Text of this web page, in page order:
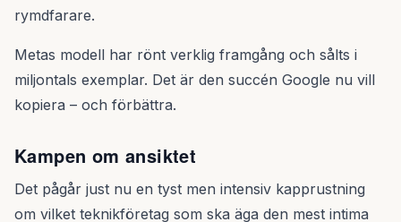
rymdfarare.
Metas modell har rönt verklig framgång och sålts i
miljontals exemplar. Det är den succén Google nu vill
kopiera – och förbättra.
Kampen om ansiktet
Det pågår just nu en tyst men intensiv kapprustning
om vilket teknikföretag som ska äga den mest intima